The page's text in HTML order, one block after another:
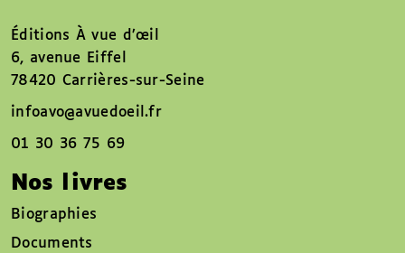
Éditions À vue d’œil
6, avenue Eiffel
78420 Carrières-sur-Seine
infoavo@avuedoeil.fr
01 30 36 75 69
Nos livres
Biographies
Documents